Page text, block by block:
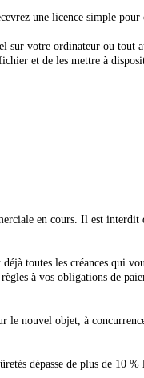
une licence simple pour
votre ordinateur ou tout
et de les mettre à
en cours. Il est
toutes les créances qui
à vos obligations de
le nouvel objet, à
dépasse de plus de 10